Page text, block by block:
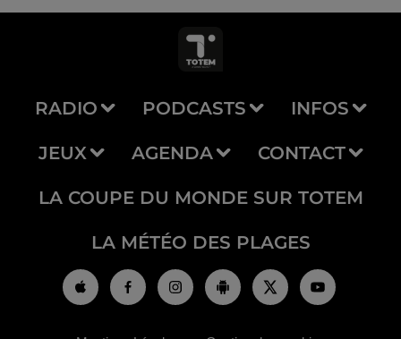
RADIO PODCASTS INFOS
JEUX AGENDA CONTACT
LA COUPE DU MONDE SUR TOTEM
LA MÉTÉO DES PLAGES